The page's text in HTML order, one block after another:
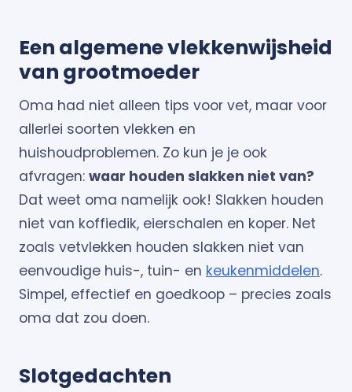
Een algemene vlekkenwijsheid
van grootmoeder
Oma had niet alleen tips voor vet, maar voor
allerlei soorten vlekken en
huishoudproblemen. Zo kun je je ook
afvragen: waar houden slakken niet van?
Dat weet oma namelijk ook! Slakken houden
niet van koffiedik, eierschalen en koper. Net
zoals vetvlekken houden slakken niet van
eenvoudige huis-, tuin- en keukenmiddelen.
Simpel, effectief en goedkoop – precies zoals
oma dat zou doen.
Slotgedachten